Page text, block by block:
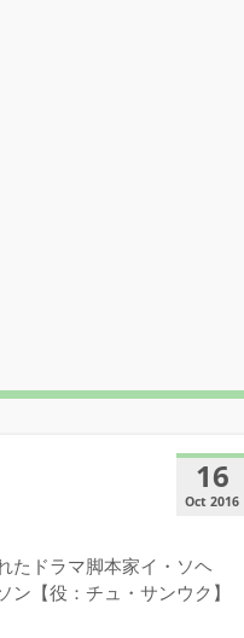
16
Oct 2016
たドラマ脚本家イ・ソヘ
ン【役：チュ・サンウク】